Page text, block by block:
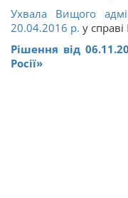
Ухвала Вищого
20.04.2016 р. у справі
Рішення від
Росії»